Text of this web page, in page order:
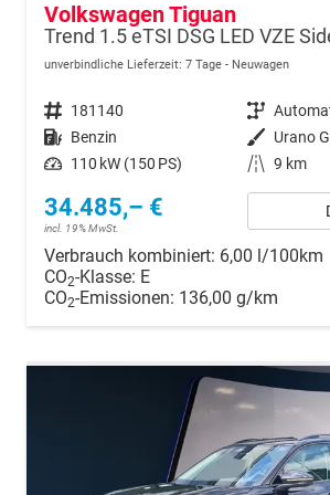
Volkswagen Tiguan
Trend 1.5 eTSI DSG LED VZE
unverbindliche Lieferzeit: 7 Tage Neuwagen
Fahrzeugnr. 181140 Getriebe
Kraftstoff Benzin Außenfarbe Urano
Leistung 110 kW (150 PS) Kilometerstand 9 km
34.485,– €
incl. 19% MwSt.
Verbrauch kombiniert: 6,00 l/100km
CO2-Klasse: E
CO2-Emissionen: 136,00 g/km